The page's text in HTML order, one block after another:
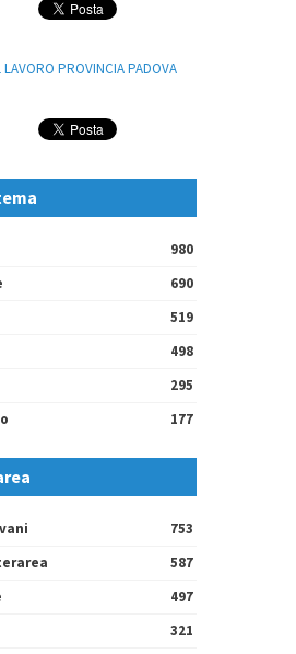
PROVINCIA PADOVA
980
690
519
498
295
177
753
587
497
321